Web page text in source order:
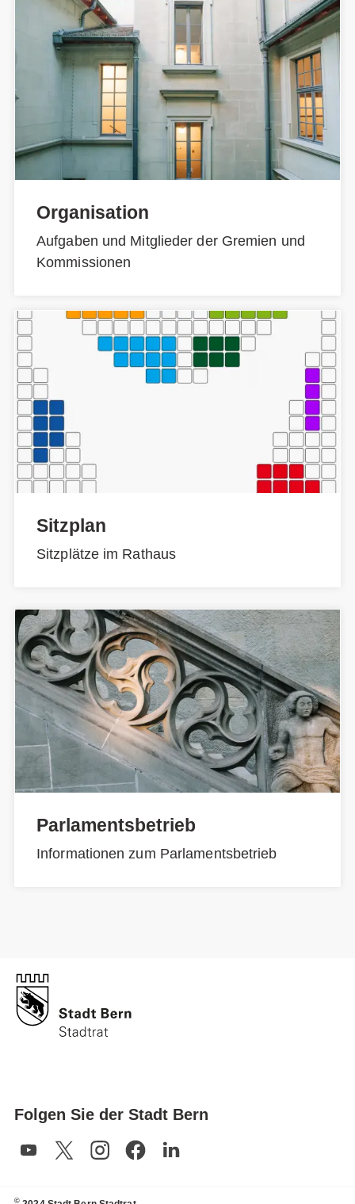
Organisation
Aufgaben und Mitglieder der Gremien und
Kommissionen
Sitzplan
Sitzplätze im Rathaus
Parlamentsbetrieb
Informationen zum Parlamentsbetrieb
Folgen Sie der Stadt Bern
©